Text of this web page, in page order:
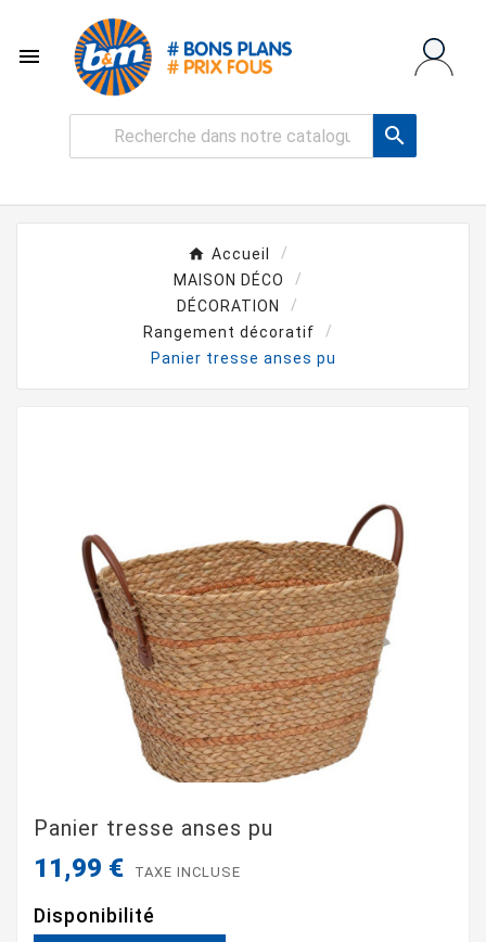


Accueil
MAISON DÉCO
DÉCORATION
Rangement décoratif
Panier tresse anses pu
Panier tresse anses pu
11,99 € TAXE INCLUSE
Disponibilité